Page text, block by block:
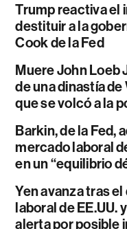
Trump reactiva el
destituir a la
Cook de la Fed
Muere John Loeb
de una dinastía
que se volcó a la
Barkin, de la Fed,
mercado laboral
en un “equilibrio
Yen avanza tras
laboral de EE.UU.
alerta por posible